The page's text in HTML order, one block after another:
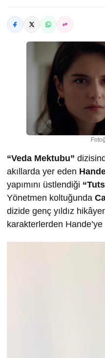
“Veda Mektubu”
akıllarda yer eden
yapımını üstlendiği
Yönetmen koltuğunda
dizide genç yıldız
karakterlerden